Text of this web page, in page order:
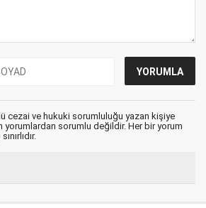
cezai ve hukuki sorumluluğu yazan kişiye
yorumlardan sorumlu değildir. Her bir yorum